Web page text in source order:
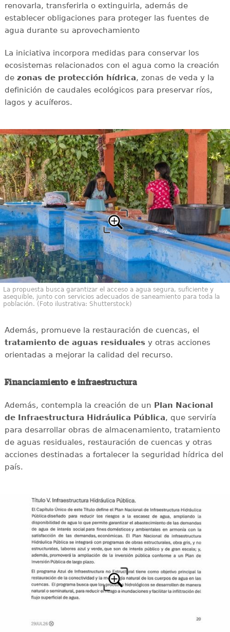
renovarla, transferirla o extinguirla, además de
establecer obligaciones para proteger las fuentes de
agua durante su aprovechamiento
La iniciativa incorpora medidas para conservar los
ecosistemas relacionados con el agua como la creación
de zonas de protección hídrica, zonas de veda y la
definición de caudales ecológicos para preservar ríos,
lagos y acuíferos.
La propuesta busca garantizar el acceso a agua segura, suficiente y
asequible, junto con servicios adecuados de saneamiento para toda la
población. (Foto ilustrativa: Shutterstock)
Además, promueve la restauración de cuencas, el
tratamiento de aguas residualesy otras acciones
orientadas a mejorar la calidad del recurso.
Financiamiento e infraestructura
Además, contempla la creación de un Plan Nacional
de Infraestructura Hidráulica Pública, que serviría
para desarrollar obras de almacenamiento, tratamiento
de aguas residuales, restauración de cuencas y otras
acciones destinadas a fortalecer la seguridad hídrica del
país.